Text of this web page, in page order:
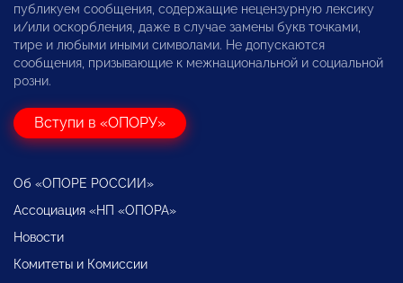
публикуем сообщения, содержащие нецензурную лексику
и/или оскорбления, даже в случае замены букв точками,
тире и любыми иными символами. Не допускаются
сообщения, призывающие к межнациональной и социальной
розни.
Вступи в «ОПОРУ»
Об «ОПОРЕ РОССИИ»
Ассоциация «НП «ОПОРА»
Новости
Комитеты и Комиссии